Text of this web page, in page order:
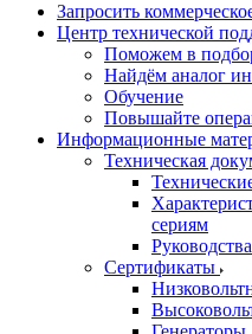
Запросить
Центр технической
Поможем в
Найдём аналог
Обучение
Повышайте
Информационные
Техническая
сериям
Сертификаты